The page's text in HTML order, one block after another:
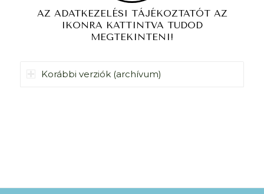
AZ ADATKEZELÉSI TÁJÉKOZTATÓT AZ
IKONRA KATTINTVA TUDOD
MEGTEKINTENI!
Korábbi verziók (archívum)